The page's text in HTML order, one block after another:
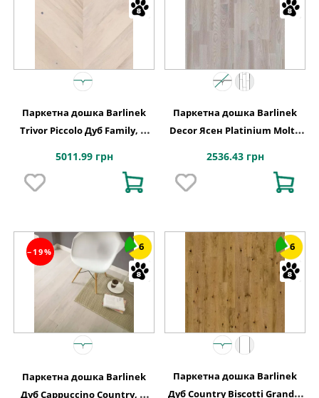
Паркетна дошка Barlinek
Trivor Piccolo Дуб Family, 1-
5011.99 грн
Паркетна дошка Barlinek
Decor Ясен Platinium Molti,
2536.43 грн
−19% 6
Паркетна дошка Barlinek
Дуб Cappuccino Country, 1-
6
Паркетна дошка Barlinek
Дуб Country Biscotti Grande,